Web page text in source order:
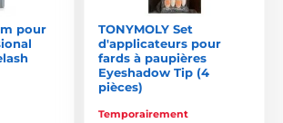
pour
TONYMOLY Set
d'applicateurs pour
fards à paupières
Eyeshadow Tip (4
pièces)
Temporairement